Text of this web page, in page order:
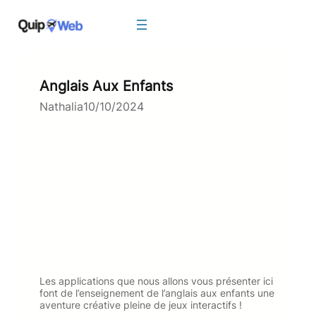
Anglais Aux Enfants
Nathalia10/10/2024
Les applications que nous allons vous présenter ici
font de l’enseignement de l’anglais aux enfants une
aventure créative pleine de jeux interactifs !